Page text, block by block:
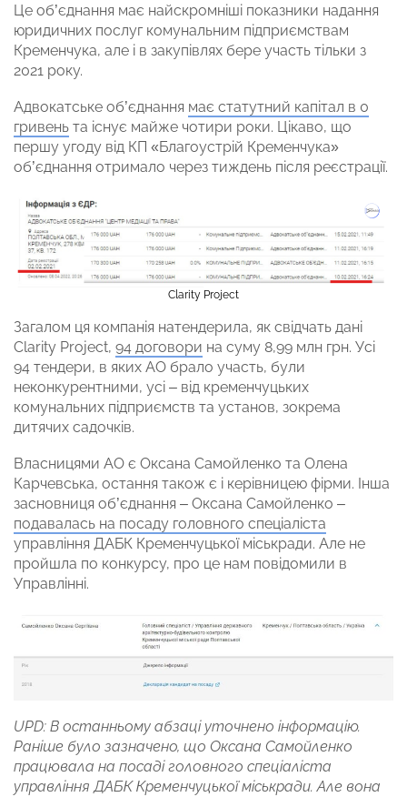
Це об’єднання має найскромніші показники надання
юридичних послуг комунальним підприємствам
Кременчука, але і в закупівлях бере участь тільки з
2021 року.
Адвокатське об’єднання має статутний капітал в 0
гривень та існує майже чотири роки. Цікаво, що
першу угоду від КП «Благоустрій Кременчука»
об’єднання отримало через тиждень після реєстрації.
Clarity Project
Загалом ця компанія натендерила, як свідчать дані
Clarity Project, 94 договори на суму 8,99 млн грн. Усі
94 тендери, в яких АО брало участь, були
неконкурентними, усі – від кременчуцьких
комунальних підприємств та установ, зокрема
дитячих садочків.
Власницями АО є Оксана Самойленко та Олена
Карчевська, остання також є і керівницею фірми. Інша
засновниця об’єднання – Оксана Самойленко –
подавалась на посаду головного спеціаліста
управління ДАБК Кременчуцької міськради. Але не
пройшла по конкурсу, про це нам повідомили в
Управлінні.
UPD: В останньому абзаці уточнено інформацію.
Раніше було зазначено, що Оксана Самойленко
працювала на посаді головного спеціаліста
управління ДАБК Кременчуцької міськради. Але вона